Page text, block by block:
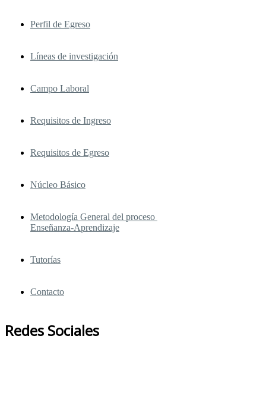
Perfil de Egreso
Líneas de investigación
Campo Laboral
Requisitos de Ingreso
Requisitos de Egreso
Núcleo Básico
Metodología General del proceso
Enseñanza-Aprendizaje
Tutorías
Contacto
Redes Sociales